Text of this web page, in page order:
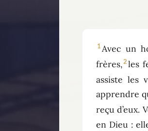
1 Avec un
frères,2 les
assiste les
apprendre
reçu d’eux.
en Dieu :